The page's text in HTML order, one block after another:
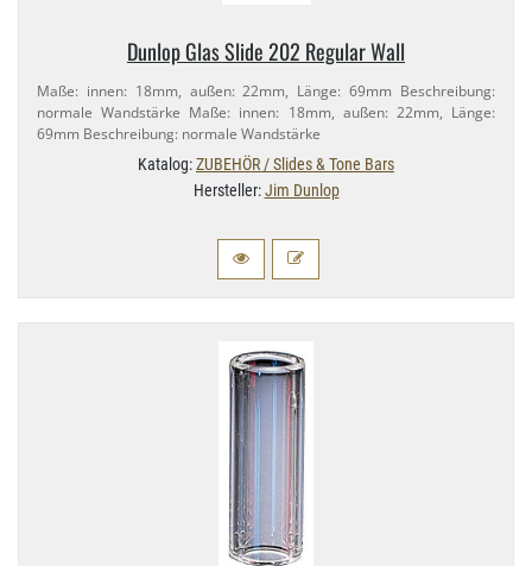
Dunlop Glas Slide 202 Regular Wall
Maße: innen: 18mm, außen: 22mm, Länge: 69mm Beschreibung:
normale Wandstärke Maße: innen: 18mm, außen: 22mm, Länge:
69mm Beschreibung: normale Wandstärke
Katalog:ZUBEHÖR / Slides & Tone Bars
Hersteller:Jim Dunlop